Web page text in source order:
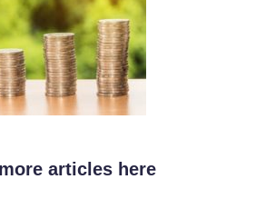
articles here